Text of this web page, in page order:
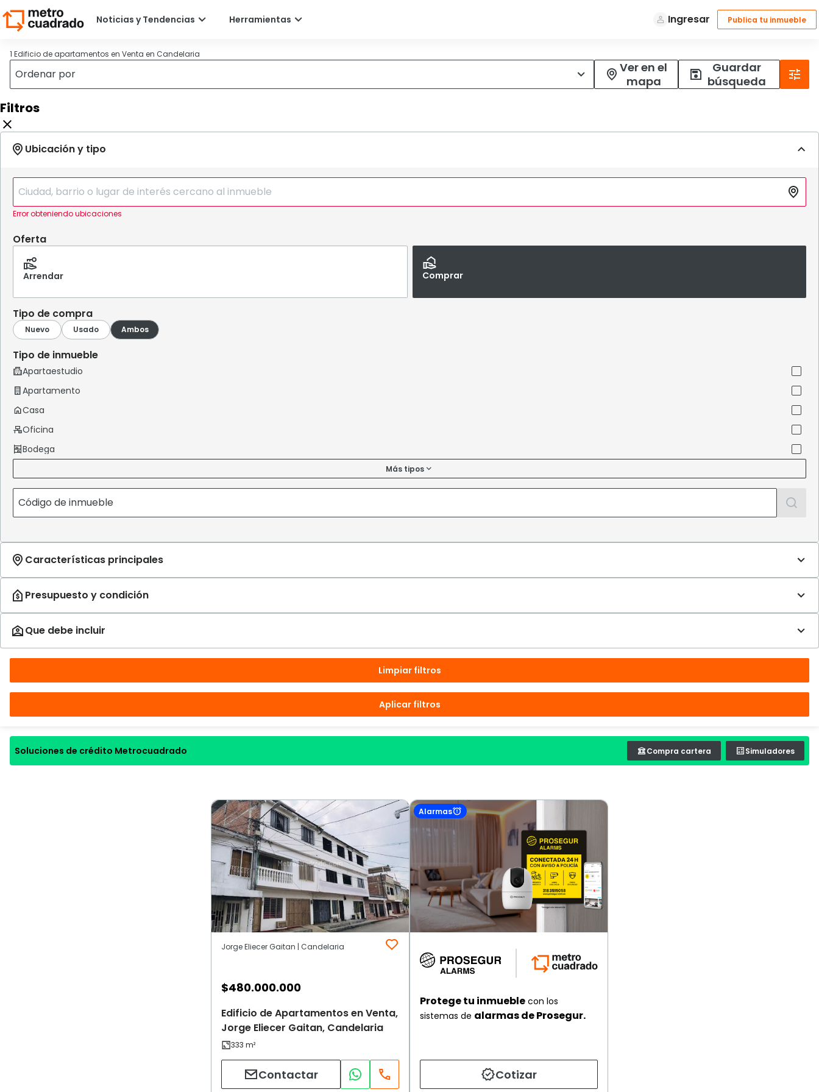
1 Edificio de apartamentos en Venta en Candelaria
Ver en el
mapa
Guardar
búsqueda
Filtros
Error obteniendo ubicaciones
Oferta
Arrendar Comprar
Tipo de compra
Tipo de inmueble
Más tipos
Limpiar filtros
Aplicar filtros
Soluciones de crédito Metrocuadrado Compra cartera Simuladores
Jorge Eliecer Gaitan | Candelaria
$480.000.000
Edificio de Apartamentos en Venta,
Jorge Eliecer Gaitan, Candelaria
Contactar
Alarmas
Protege tu inmueble con los
sistemas de alarmas de Prosegur.
Cotizar